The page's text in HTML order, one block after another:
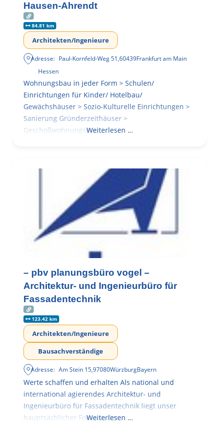
Hausen-Ahrendt
84.81 km
Architekten/Ingenieure
Adresse: Paul-Kornfeld-Weg 51,60439Frankfurt am Main
Hessen
Wohnungsbau in jeder Form > Schulen/
Einrichtungen für Kinder/ Hotelbau/
Gewächshäuser > Sozio-Kulturelle Einrichtungen >
Sanierung Gründerzeithäuser >
GeschoßwohnungsbauWeiterlesen …
– pbv planungsbüro vogel –
Architektur- und Ingenieurbüro für
Fassadentechnik
123.42 km
Architekten/Ingenieure
Bausachverständige
Adresse: Am Stein 15,97080WürzburgBayern
Werte schaffen und erhalten Als national und
international agierendes Architektur- und
Ingenieurbüro für Fassadentechnik liegt unser
hauptsächlicher Fokus in der
Weiterlesen …